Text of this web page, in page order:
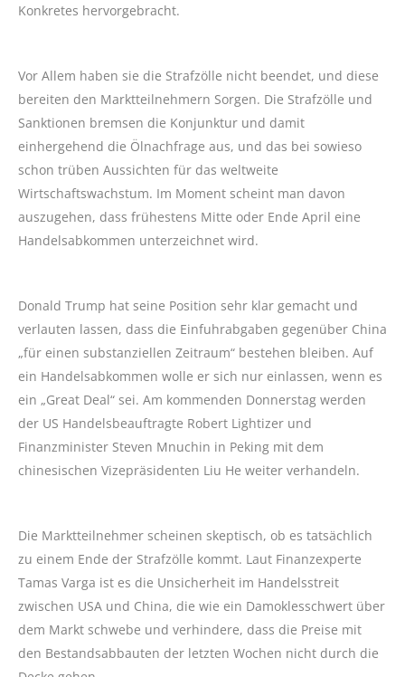
Konkretes hervorgebracht.
Vor Allem haben sie die Strafzölle nicht beendet, und diese
bereiten den Marktteilnehmern Sorgen. Die Strafzölle und
Sanktionen bremsen die Konjunktur und damit
einhergehend die Ölnachfrage aus, und das bei sowieso
schon trüben Aussichten für das weltweite
Wirtschaftswachstum. Im Moment scheint man davon
auszugehen, dass frühestens Mitte oder Ende April eine
Handelsabkommen unterzeichnet wird.
Donald Trump hat seine Position sehr klar gemacht und
verlauten lassen, dass die Einfuhrabgaben gegenüber China
„für einen substanziellen Zeitraum“ bestehen bleiben. Auf
ein Handelsabkommen wolle er sich nur einlassen, wenn es
ein „Great Deal“ sei. Am kommenden Donnerstag werden
der US Handelsbeauftragte Robert Lightizer und
Finanzminister Steven Mnuchin in Peking mit dem
chinesischen Vizepräsidenten Liu He weiter verhandeln.
Die Marktteilnehmer scheinen skeptisch, ob es tatsächlich
zu einem Ende der Strafzölle kommt. Laut Finanzexperte
Tamas Varga ist es die Unsicherheit im Handelsstreit
zwischen USA und China, die wie ein Damoklesschwert über
dem Markt schwebe und verhindere, dass die Preise mit
den Bestandsabbauten der letzten Wochen nicht durch die